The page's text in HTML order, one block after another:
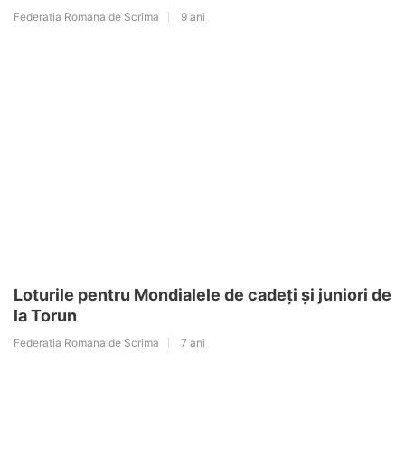
Federatia Romana de Scrima 9 ani
Loturile pentru Mondialele de cadeţi şi juniori de
la Torun
Federatia Romana de Scrima 7 ani